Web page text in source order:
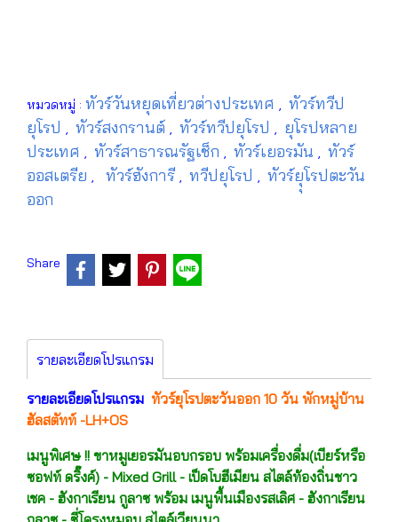
หมวดหมู่ : ทัวร์วันหยุดเที่ยวต่างประเทศ , ทัวร์ทวีป
ยุโรป , ทัวร์สงกรานต์ , ทัวร์ทวีปยุโรป , ยุโรปหลาย
ประเทศ , ทัวร์สาธารณรัฐเช็ก , ทัวร์เยอรมัน , ทัวร์
ออสเตรีย , ทัวร์ฮังการี , ทวีปยุโรป , ทัวร์ยุุโรปตะวัน
ออก
Share
รายละเอียดโปรแกรม
รายละเอียดโปรแกรม ทัวร์ยุโรปตะวันออก 10 วัน พักหมู่บ้าน
ฮัลสตัทท์ -LH+OS
เมนูพิเศษ !! ขาหมูเยอรมันอบกรอบ พร้อมเครื่องดื่ม(เบียร์หรือ
ซอฟท์ ดริ๊งค์) - Mixed Grill - เป็ดโบฮีเมียน สไตล์ท้องถิ่นชาว
เชค - ฮังกาเรียน กูลาซ พร้อม เมนูพื้นเมืองรสเลิศ - ฮังกาเรียน